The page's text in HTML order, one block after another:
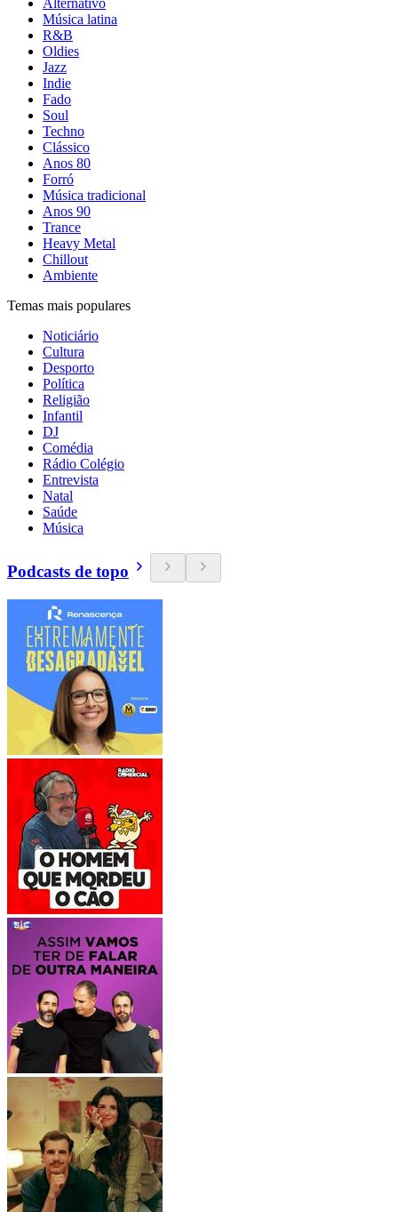
Alternativo
Música latina
R&B
Oldies
Jazz
Indie
Fado
Soul
Techno
Clássico
Anos 80
Forró
Música tradicional
Anos 90
Trance
Heavy Metal
Chillout
Ambiente
Temas mais populares
Noticiário
Cultura
Desporto
Política
Religião
Infantil
DJ
Comédia
Rádio Colégio
Entrevista
Natal
Saúde
Música
Podcasts de topo